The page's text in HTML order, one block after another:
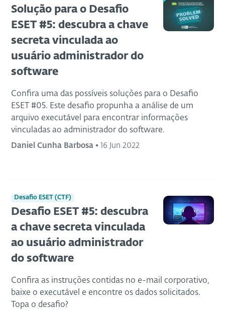
Solução para o Desafio
ESET #5: descubra a chave
secreta vinculada ao
usuário administrador do
software
Confira uma das possíveis soluções para o Desafio
ESET #05. Este desafio propunha a análise de um
arquivo executável para encontrar informações
vinculadas ao administrador do software.
Daniel Cunha Barbosa • 16 Jun 2022
Desafio ESET (CTF)
Desafio ESET #5: descubra
a chave secreta vinculada
ao usuário administrador
do software
Confira as instruções contidas no e-mail corporativo,
baixe o executável e encontre os dados solicitados.
Topa o desafio?